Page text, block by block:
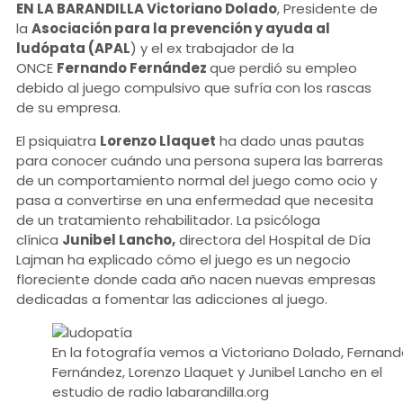
EN LA BARANDILLA Victoriano Dolado, Presidente de
la Asociación para la prevención y ayuda al
ludópata (APAL) y el ex trabajador de la
ONCE Fernando Fernándezque perdió su empleo
debido al juego compulsivo que sufría con los rascas
de su empresa.
El psiquiatra Lorenzo Llaquet ha dado unas pautas
para conocer cuándo una persona supera las barreras
de un comportamiento normal del juego como ocio y
pasa a convertirse en una enfermedad que necesita
de un tratamiento rehabilitador. La psicóloga
clínica Junibel Lancho,directora del Hospital de Día
Lajman ha explicado cómo el juego es un negocio
floreciente donde cada año nacen nuevas empresas
dedicadas a fomentar las adicciones al juego.
En la fotografía vemos a Victoriano Dolado,
Fernández, Lorenzo Llaquet y Junibel Lancho en el
estudio de radio labarandilla.org